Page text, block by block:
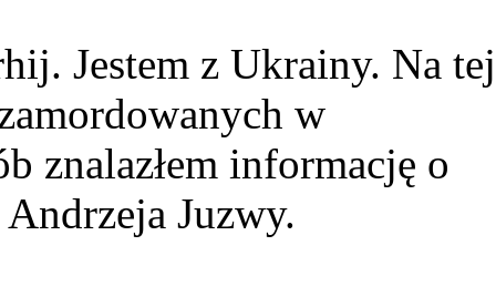
Jestem z Ukrainy. Na tej
w
znalazłem informację o
Juzwy.